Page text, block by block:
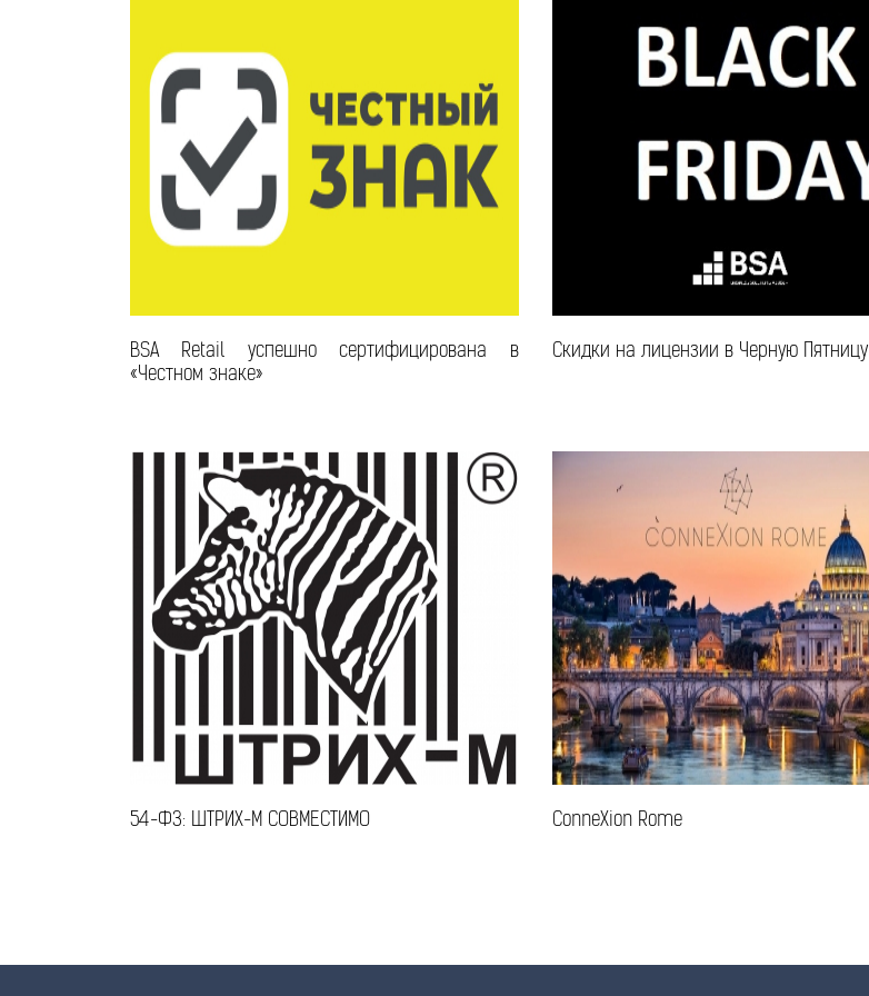
BSA Retail успешно сертифицирована в
«Честном знаке»
Скидки на лицензии в Черную Пятницу
54-ФЗ: ШТРИХ-М СОВМЕСТИМО ConneXion Rome